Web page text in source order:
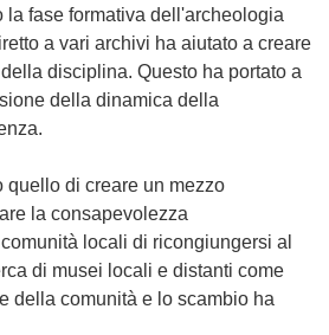
la fase formativa dell'archeologia
a vari archivi ha aiutato a creare
disciplina. Questo ha portato a
della dinamica della
quello di creare un mezzo
la consapevolezza
locali di ricongiungersi al
di musei locali e distanti come
della comunità e lo scambio ha